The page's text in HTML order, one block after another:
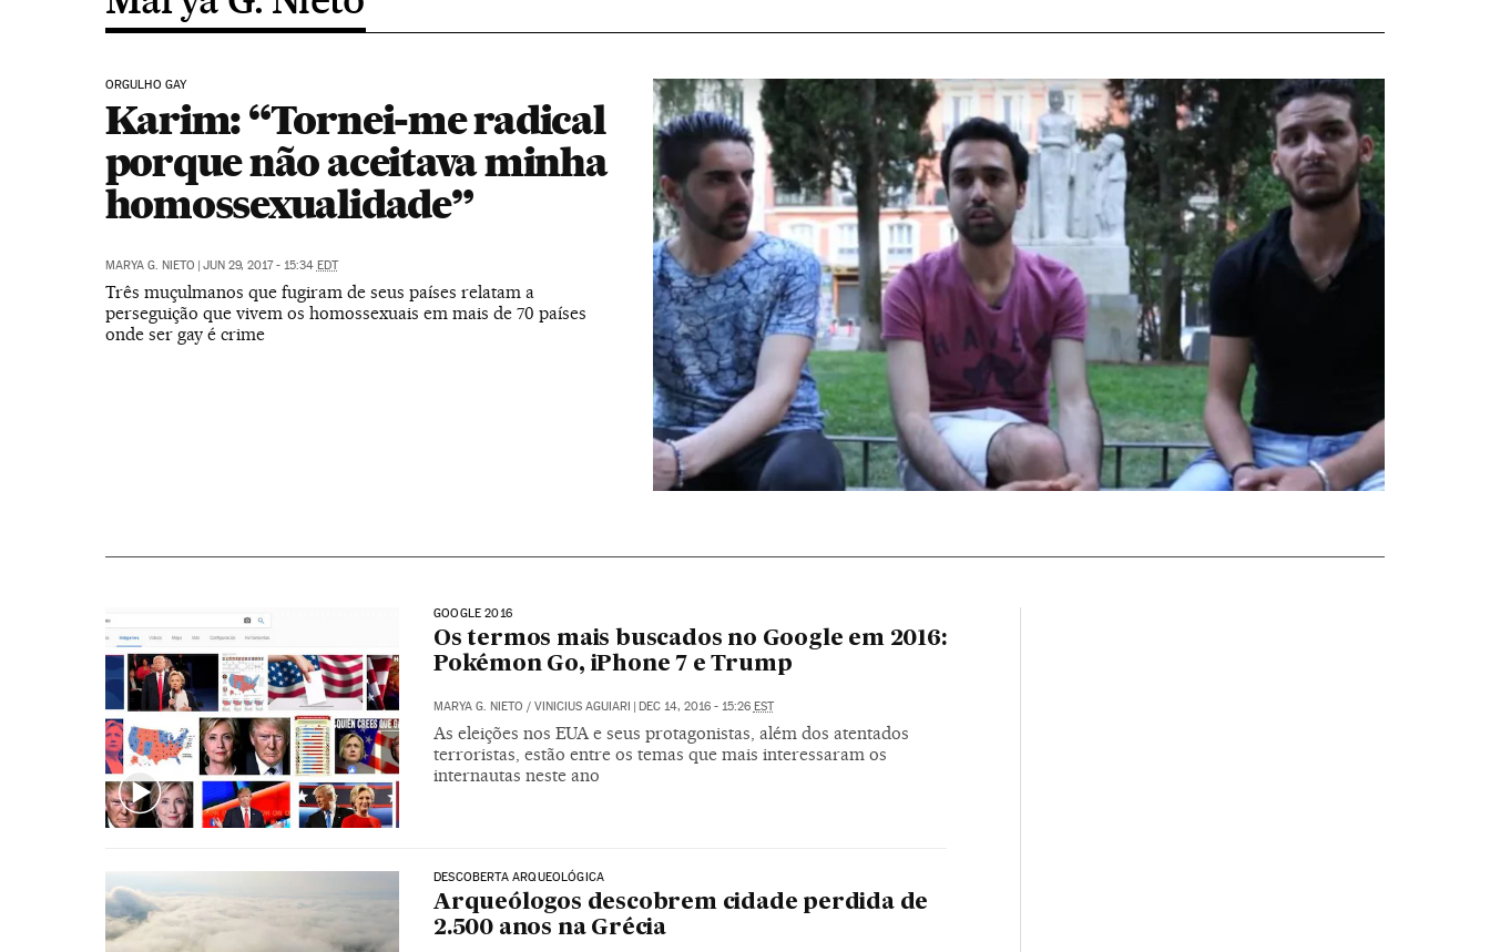
ORGULHO GAY
Karim: “Tornei-me radical
porque não aceitava minha
homossexualidade”
MARYA G. NIETO | JUN 29, 2017 - 15:34 EDT
Três muçulmanos que fugiram de seus países relatam a
perseguição que vivem os homossexuais em mais de 70 países
onde ser gay é crime
GOOGLE 2016
Os termos mais buscados no Google em 2016:
Pokémon Go, iPhone 7 e Trump
MARYA G. NIETO / VINICIUS AGUIARI | DEC 14, 2016 - 15:26 EST
As eleições nos EUA e seus protagonistas, além dos atentados
terroristas, estão entre os temas que mais interessaram os
internautas neste ano
DESCOBERTA ARQUEOLÓGICA
Arqueólogos descobrem cidade perdida de
2.500 anos na Grécia